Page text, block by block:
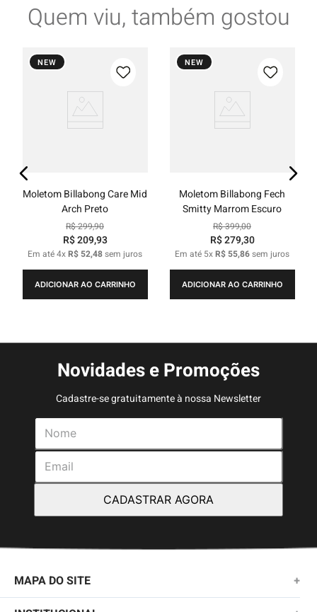
Quem viu, também gostou
NEW
Moletom Billabong Care Mid
Arch Preto
R$299,90
R$209,93
Em até4xR$ 52,48sem juros
ADICIONAR AO CARRINHO
NEW
Moletom Billabong Fech
Smitty Marrom Escuro
R$399,00
R$279,30
Em até 5xR$ 55,86sem juros
ADICIONAR AO CARRINHO
Novidades e Promoções
Cadastre-se gratuitamente à nossa Newsletter
CADASTRAR AGORA
MAPA DO SITE +